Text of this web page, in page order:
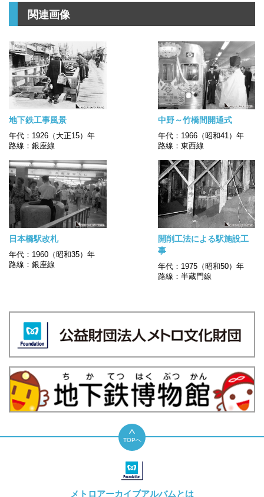
関連画像
地下鉄工事風景
年代：1926（大正15）年
路線：銀座線
中野～竹橋間開通式
年代：1966（昭和41）年
路線：東西線
日本橋駅改札
年代：1960（昭和35）年
路線：銀座線
開削工法による駅施設工
事
年代：1975（昭和50）年
路線：半蔵門線
TOPへ
メトロアーカイブアルバムとは